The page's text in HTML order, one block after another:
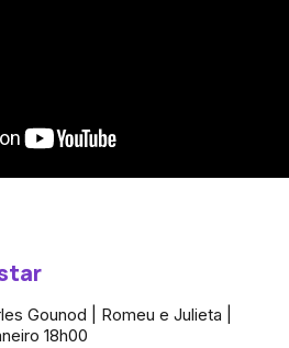
Gounod | Romeu e Julieta |
18h00